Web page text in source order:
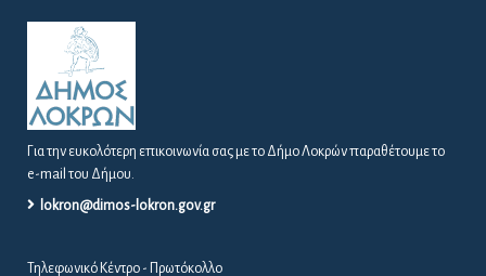
Για την ευκολότερη επικοινωνία σας με το Δήμο Λοκρών παραθέτουμε το
e-mail του Δήμου.
lokron@dimos-lokron.gov.gr
Τηλεφωνικό Κέντρο - Πρωτόκολλο